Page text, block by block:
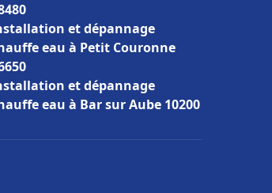
et dépannage
eau à Petit Couronne
et dépannage
eau à Bar sur Aube 10200